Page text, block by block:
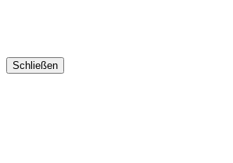
Schließen